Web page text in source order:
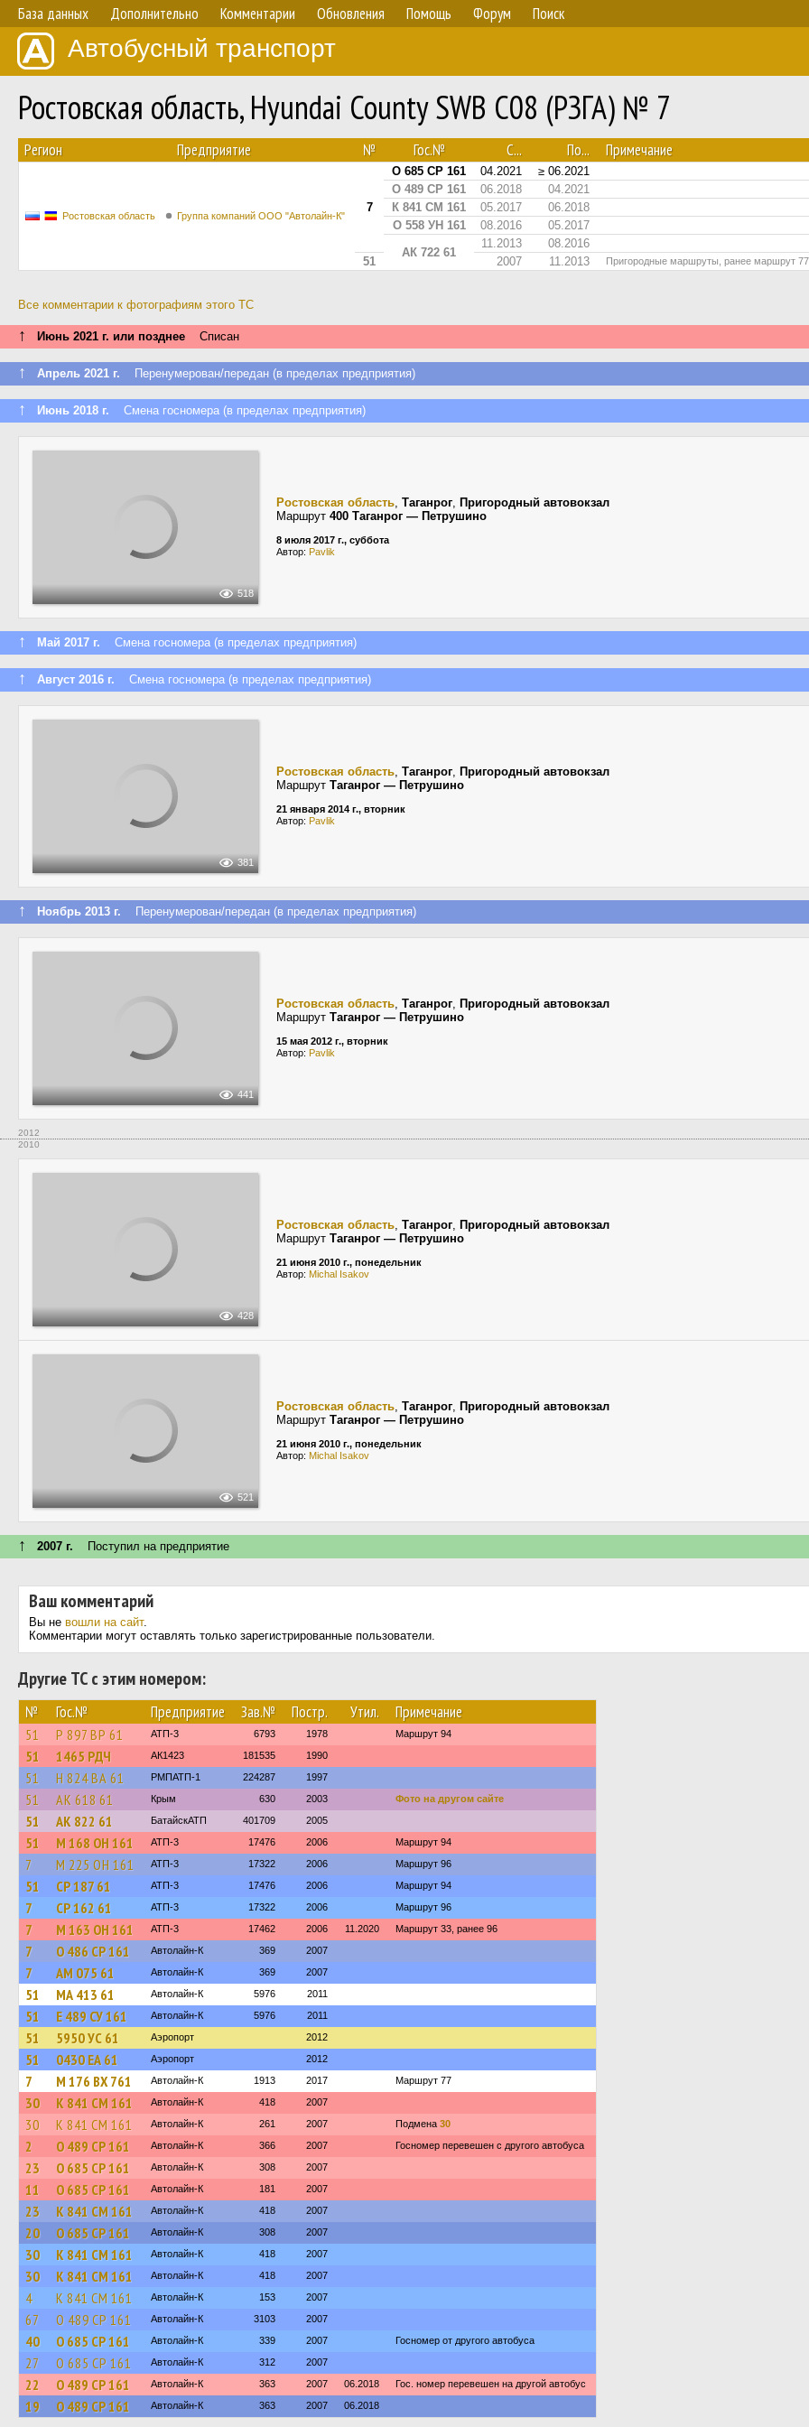
База данных Дополнительно Комментарии Обновления Помощь Форум Поиск
Автобусный транспорт
Ростовская область, Hyundai County SWB C08 (РЗГА) № 7
Регион Предприятие № Гос.№ С... По... Примечание
Ростовская область Группа компаний ООО "Автолайн-К"
7
О 685 СР 161 04.2021
≥ 06.2021
О 489 СР 161
06.2018
04.2021
К 841 СМ 161
05.2017
06.2018
О 558 УН 161
08.2016
05.2017
АК 722 61
11.2013
08.2016
51
2007 11.2013 Пригородные маршруты, ранее маршрут 77
Все комментарии к фотографиям этого ТС
↑ Июнь 2021 г. или позднее Списан
↑ Апрель 2021 г. Перенумерован/передан (в пределах предприятия)
↑ Июнь 2018 г. Смена госномера (в пределах предприятия)
518
Ростовская область, Таганрог, Пригородный автовокзал
Маршрут 400 Таганрог — Петрушино
8 июля 2017 г., суббота
Автор: Pavlik
↑ Май 2017 г. Смена госномера (в пределах предприятия)
↑ Август 2016 г. Смена госномера (в пределах предприятия)
381
Ростовская область, Таганрог, Пригородный автовокзал
Маршрут Таганрог — Петрушино
21 января 2014 г., вторник
Автор: Pavlik
↑ Ноябрь 2013 г. Перенумерован/передан (в пределах предприятия)
441
Ростовская область, Таганрог, Пригородный автовокзал
Маршрут Таганрог — Петрушино
15 мая 2012 г., вторник
Автор: Pavlik
2012
2010
428
Ростовская область, Таганрог, Пригородный автовокзал
Маршрут Таганрог — Петрушино
21 июня 2010 г., понедельник
Автор: Michal Isakov
521
Ростовская область, Таганрог, Пригородный автовокзал
Маршрут Таганрог — Петрушино
21 июня 2010 г., понедельник
Автор: Michal Isakov
↑ 2007 г. Поступил на предприятие
Ваш комментарий
Вы не вошли на сайт.
Комментарии могут оставлять только зарегистрированные пользователи.
Другие ТС с этим номером:
№ Гос.№ Предприятие Зав.№ Постр. Утил. Примечание
51 Р 897 ВР 61 АТП-3 6793 1978 Маршрут 94
51 1465 РДЧ АК1423 181535 1990
51 Н 824 ВА 61 РМПАТП-1 224287 1997
51 АК 618 61 Крым 630 2003 Фото на другом сайте
51 АК 822 61 БатайскАТП 401709 2005
51 М 168 ОН 161 АТП-3 17476 2006 Маршрут 94
7 М 225 ОН 161 АТП-3 17322 2006 Маршрут 96
51 СР 187 61 АТП-3 17476 2006 Маршрут 94
7 СР 162 61 АТП-3 17322 2006 Маршрут 96
7 М 163 ОН 161 АТП-3 17462 2006 11.2020 Маршрут 33, ранее 96
7 О 486 СР 161 Автолайн-К 369 2007
7 АМ 075 61 Автолайн-К 369 2007
51 МА 413 61 Автолайн-К 5976 2011
51 Е 489 СУ 161 Автолайн-К 5976 2011
51 5950 УС 61 Аэропорт 2012
51 0430 ЕА 61 Аэропорт 2012
7 М 176 ВХ 761 Автолайн-К 1913 2017 Маршрут 77
30 К 841 СМ 161 Автолайн-К 418 2007
30 К 841 СМ 161 Автолайн-К 261 2007 Подмена 30
2 О 489 СР 161 Автолайн-К 366 2007 Госномер перевешен с другого автобуса
23 О 685 СР 161 Автолайн-К 308 2007
11 О 685 СР 161 Автолайн-К 181 2007
23 К 841 СМ 161 Автолайн-К 418 2007
20 О 685 СР 161 Автолайн-К 308 2007
30 К 841 СМ 161 Автолайн-К 418 2007
30 К 841 СМ 161 Автолайн-К 418 2007
4 К 841 СМ 161 Автолайн-К 153 2007
67 О 489 СР 161 Автолайн-К 3103 2007
40 О 685 СР 161 Автолайн-К 339 2007 Госномер от другого автобуса
27 О 685 СР 161 Автолайн-К 312 2007
22 О 489 СР 161 Автолайн-К 363 2007 06.2018 Гос. номер перевешен на другой автобус
19 О 489 СР 161 Автолайн-К 363 2007 06.2018